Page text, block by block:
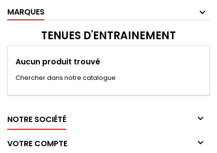
MARQUES
TENUES D'ENTRAINEMENT
Aucun produit trouvé
Chercher dans notre catalogue
NOTRE SOCIÉTÉ 
VOTRE COMPTE 